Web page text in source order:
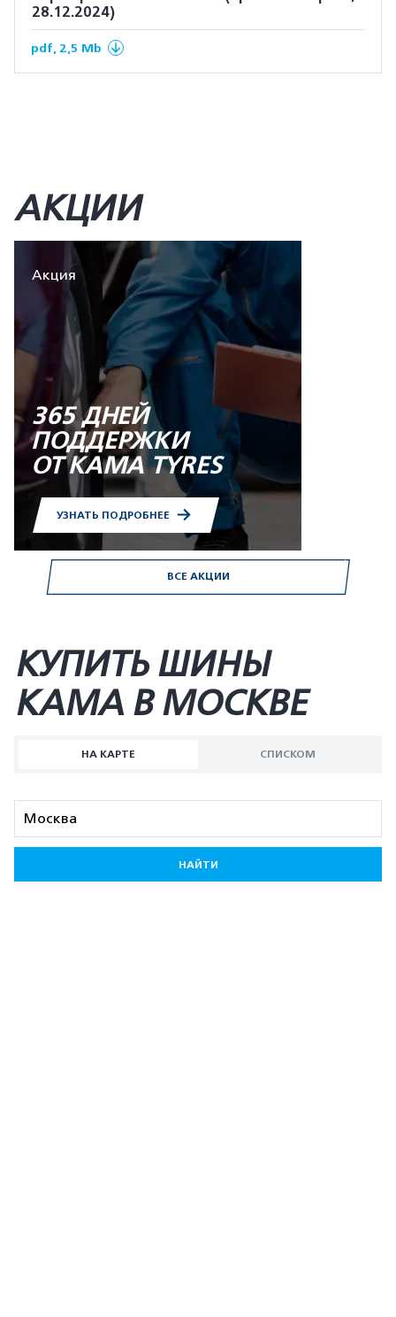
28.12.2024)
pdf, 2,5 Mb
ВСЕ АКЦИИ
АКЦИИ
Акция
365 ДНЕЙ
ПОДДЕРЖКИ
ОТ KAMA TYRES
УЗНАТЬ ПОДРОБНЕЕ
КУПИТЬ ШИНЫ
KAMA В МОСКВЕ
НА КАРТЕ СПИСКОМ
НАЙТИ